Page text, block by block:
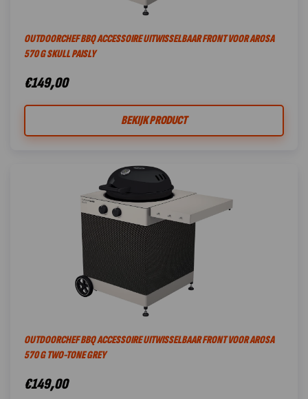
OUTDOORCHEF BBQ ACCESSOIRE UITWISSELBAAR FRONT VOOR AROSA
570 G SKULL PAISLY
€149,00
BEKIJK PRODUCT
OUTDOORCHEF BBQ ACCESSOIRE UITWISSELBAAR FRONT VOOR AROSA
570 G TWO-TONE GREY
€149,00